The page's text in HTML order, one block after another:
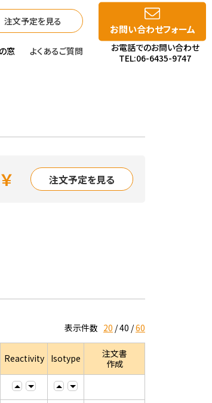
注文予定を見る
窓 よくあるご質問
お問い合わせフォーム
お電話でのお問い合わせ
TEL:06-6435-9747
￥ 注文予定を見る
表示件数 20 40 60
Reactivity Isotype
注文書
作成